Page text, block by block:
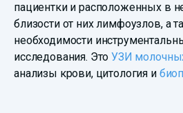
пациентки и расположенных в
близости от них лимфоузлов, а
необходимости
исследования. ЭтоУЗИ
анализы крови, цитология и